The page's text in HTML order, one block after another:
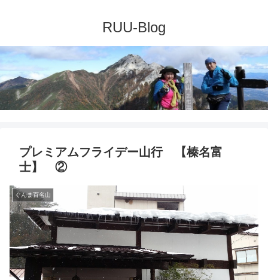
プレミアムフライデー山行 【榛名富
士】 ②
ぐんま百名山